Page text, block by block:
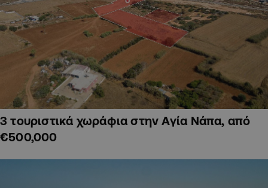
3 τουριστικά χωράφια στην Αγία Νάπα, από
€500,000